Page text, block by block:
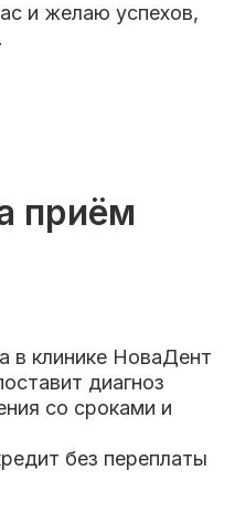
и желаю успехов,
приём
диагноз
со сроками и
без переплаты